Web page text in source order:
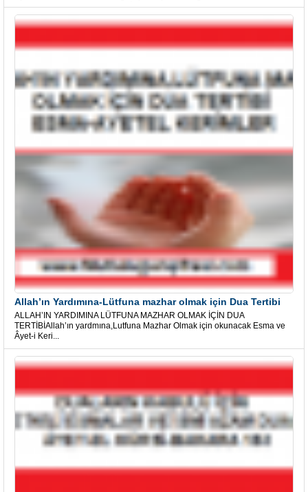
Allah’ın Yardımına-Lütfuna mazhar olmak için Dua Tertibi
ALLAH’IN YARDIMINA LÜTFUNA MAZHAR OLMAK İÇİN DUA
TERTİBİAllah’ın yardmına,Lutfuna Mazhar Olmak için okunacak Esma ve
Âyet-i Keri...